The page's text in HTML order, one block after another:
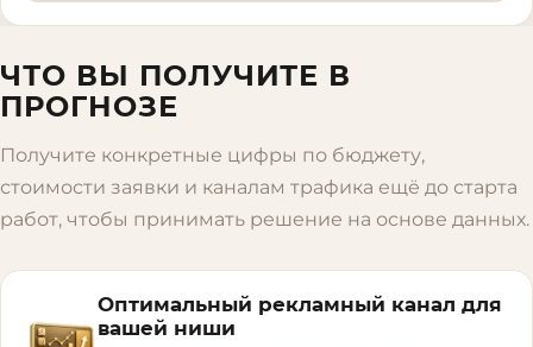
ЧТО ВЫ ПОЛУЧИТЕ В
ПРОГНОЗЕ
Получите конкретные цифры по бюджету,
стоимости заявки и каналам трафика ещё до старта
работ, чтобы принимать решение на основе данных.
Оптимальный рекламный канал для
вашей ниши